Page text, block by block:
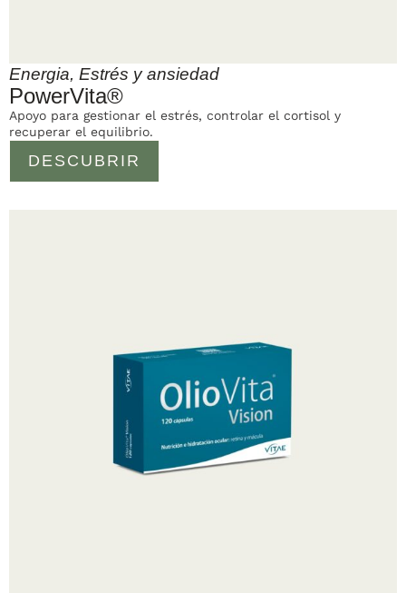
Energia, Estrés y ansiedad
PowerVita®
DESCUBRIR
Apoyo para gestionar el estrés, controlar el cortisol y
recuperar el equilibrio.